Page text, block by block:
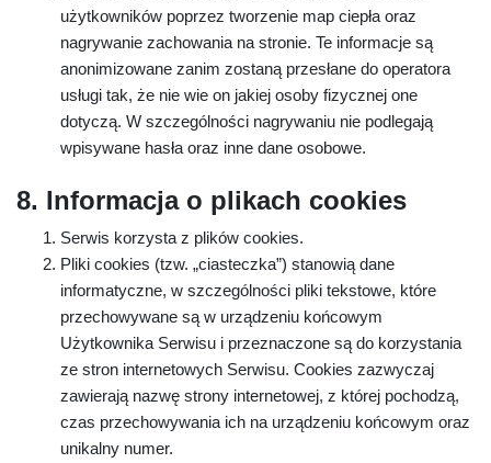
użytkowników poprzez tworzenie map ciepła oraz
nagrywanie zachowania na stronie. Te informacje są
anonimizowane zanim zostaną przesłane do operatora
usługi tak, że nie wie on jakiej osoby fizycznej one
dotyczą. W szczególności nagrywaniu nie podlegają
wpisywane hasła oraz inne dane osobowe.
8. Informacja o plikach cookies
Serwis korzysta z plików cookies.
Pliki cookies (tzw. „ciasteczka”) stanowią dane
informatyczne, w szczególności pliki tekstowe, które
przechowywane są w urządzeniu końcowym
Użytkownika Serwisu i przeznaczone są do korzystania
ze stron internetowych Serwisu. Cookies zazwyczaj
zawierają nazwę strony internetowej, z której pochodzą,
czas przechowywania ich na urządzeniu końcowym oraz
unikalny numer.